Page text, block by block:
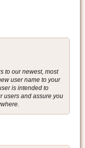
to our newest, most
user name to your
is intended to
users and assure you